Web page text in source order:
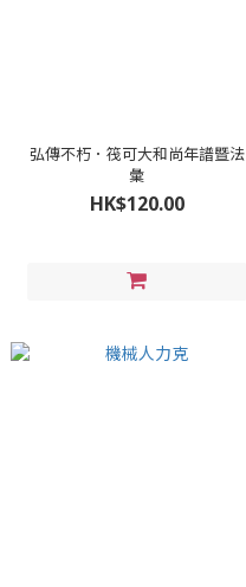
弘傳不朽．筏可大和尚年譜暨法
彙
HK$120.00